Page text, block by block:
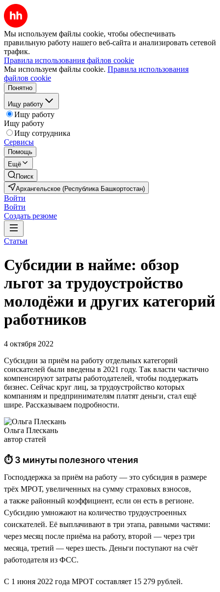
Мы используем файлы cookie, чтобы обеспечивать
правильную работу нашего веб-сайта и анализировать сетевой
трафик.
Правила использования файлов cookie
Мы используем файлы cookie. Правила использования
файлов cookie
Понятно
Ищу работу
Ищу работу
Ищу работу
Ищу сотрудника
Сервисы
Помощь
Ещё
Поиск
Архангельское (Республика Башкортостан)
Войти
Войти
Создать резюме
Статьи
Субсидии в найме: обзор
льгот за трудоустройство
молодёжи и других категорий
работников
4 октября 2022
Субсидии за приём на работу отдельных категорий
соискателей были введены в 2021 году. Так власти частично
компенсируют затраты работодателей, чтобы поддержать
бизнес. Сейчас круг лиц, за трудоустройство которых
компаниям и предпринимателям платят деньги, стал ещё
шире. Рассказываем подробности.
Ольга Плескань
автор статей
⏱ 3 минуты полезного чтения
Господдержка за приём на работу — это субсидия в размере
трёх МРОТ, увеличенных на сумму страховых взносов,
а также районный коэффициент, если он есть в регионе.
Субсидию умножают на количество трудоустроенных
соискателей. Её выплачивают в три этапа, равными частями:
через месяц после приёма на работу, второй — через три
месяца, третий — через шесть. Деньги поступают на счёт
работодателя из ФСС.
С 1 июня 2022 года МРОТ составляет 15 279 рублей.